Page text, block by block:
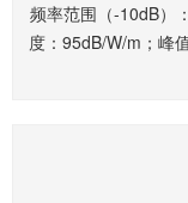
频率范围（-10dB）
度：95dB/W/m；峰
真：0.4%算法模式